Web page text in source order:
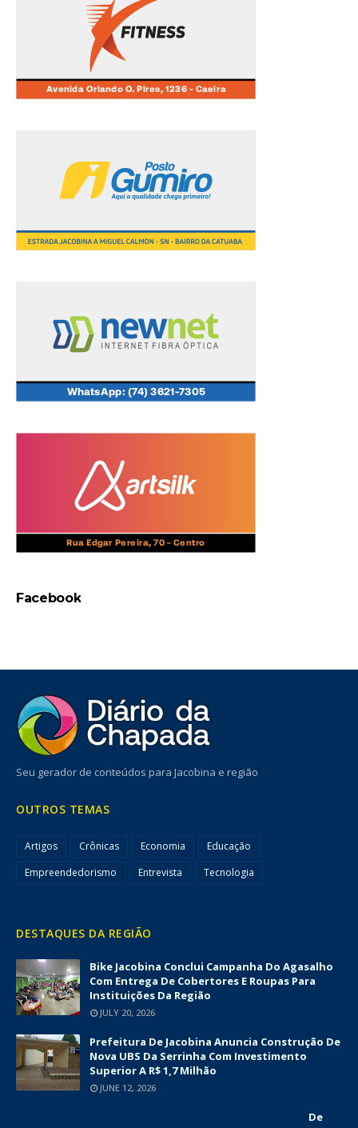
Facebook
Seu gerador de conteúdos para Jacobina e região
OUTROS TEMAS
Artigos Crônicas Economia
Educação
Empreendedorismo
Entrevista Tecnologia
DESTAQUES DA REGIÃO
Bike Jacobina Conclui Campanha Do Agasalho
Com Entrega De Cobertores E Roupas Para
Instituições Da Região
JULY 20, 2026
Prefeitura De Jacobina Anuncia Construção De
Nova UBS Da Serrinha Com Investimento
Superior A R$ 1,7 Milhão
JUNE 12, 2026
Prefeitura De Jacobina Promove Semana De